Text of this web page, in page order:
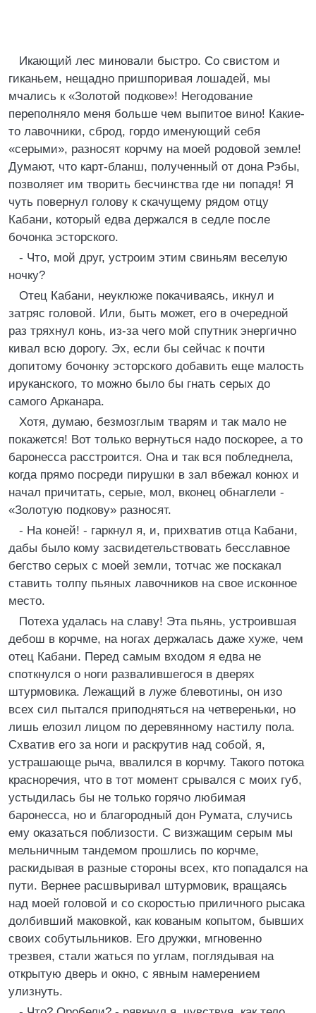
Икающий лес миновали быстро. Со свистом и
гиканьем, нещадно пришпоривая лошадей, мы
мчались к «Золотой подкове»! Негодование
переполняло меня больше чем выпитое вино! Какие-
то лавочники, сброд, гордо именующий себя
«серыми», разносят корчму на моей родовой земле!
Думают, что карт-бланш, полученный от дона Рэбы,
позволяет им творить бесчинства где ни попадя! Я
чуть повернул голову к скачущему рядом отцу
Кабани, который едва держался в седле после
бочонка эсторского.
- Что, мой друг, устроим этим свиньям веселую
ночку?
Отец Кабани, неуклюже покачиваясь, икнул и
затряс головой. Или, быть может, его в очередной
раз тряхнул конь, из-за чего мой спутник энергично
кивал всю дорогу. Эх, если бы сейчас к почти
допитому бочонку эсторского добавить еще малость
ируканского, то можно было бы гнать серых до
самого Арканара.
Хотя, думаю, безмозглым тварям и так мало не
покажется! Вот только вернуться надо поскорее, а то
баронесса расстроится. Она и так вся побледнела,
когда прямо посреди пирушки в зал вбежал конюх и
начал причитать, серые, мол, вконец обнаглели -
«Золотую подкову» разносят.
- На коней! - гаркнул я, и, прихватив отца Кабани,
дабы было кому засвидетельствовать бесславное
бегство серых с моей земли, тотчас же поскакал
ставить толпу пьяных лавочников на свое исконное
место.
Потеха удалась на славу! Эта пьянь, устроившая
дебош в корчме, на ногах держалась даже хуже, чем
отец Кабани. Перед самым входом я едва не
споткнулся о ноги развалившегося в дверях
штурмовика. Лежащий в луже блевотины, он изо
всех сил пытался приподняться на четвереньки, но
лишь елозил лицом по деревянному настилу пола.
Схватив его за ноги и раскрутив над собой, я,
устрашающе рыча, ввалился в корчму. Такого потока
красноречия, что в тот момент срывался с моих губ,
устыдилась бы не только горячо любимая
баронесса, но и благородный дон Румата, случись
ему оказаться поблизости. С визжащим серым мы
мельничным тандемом прошлись по корчме,
раскидывая в разные стороны всех, кто попадался на
пути. Вернее расшвыривал штурмовик, вращаясь
над моей головой и со скоростью приличного рысака
долбивший маковкой, как кованым копытом, бывших
своих собутыльников. Его дружки, мгновенно
трезвея, стали жаться по углам, поглядывая на
открытую дверь и окно, с явным намерением
улизнуть.